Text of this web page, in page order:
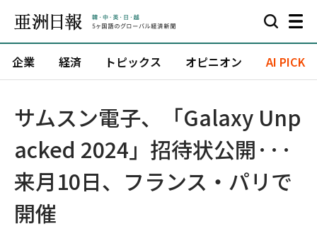
企業 経済 トピックス オピニオン AI PICK
サムスン電子、「Galaxy Unp
acked 2024」招待状公開···
来月10日、フランス・パリで
開催